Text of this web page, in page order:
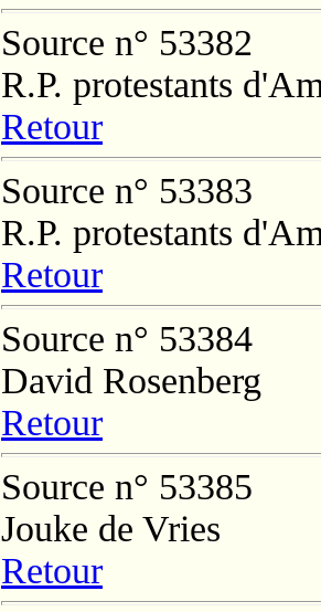
Source n° 53382
R.P. protestants
Retour
Source n° 53383
R.P. protestants
Retour
Source n° 53384
David Rosenberg
Retour
Source n° 53385
Jouke de Vries
Retour